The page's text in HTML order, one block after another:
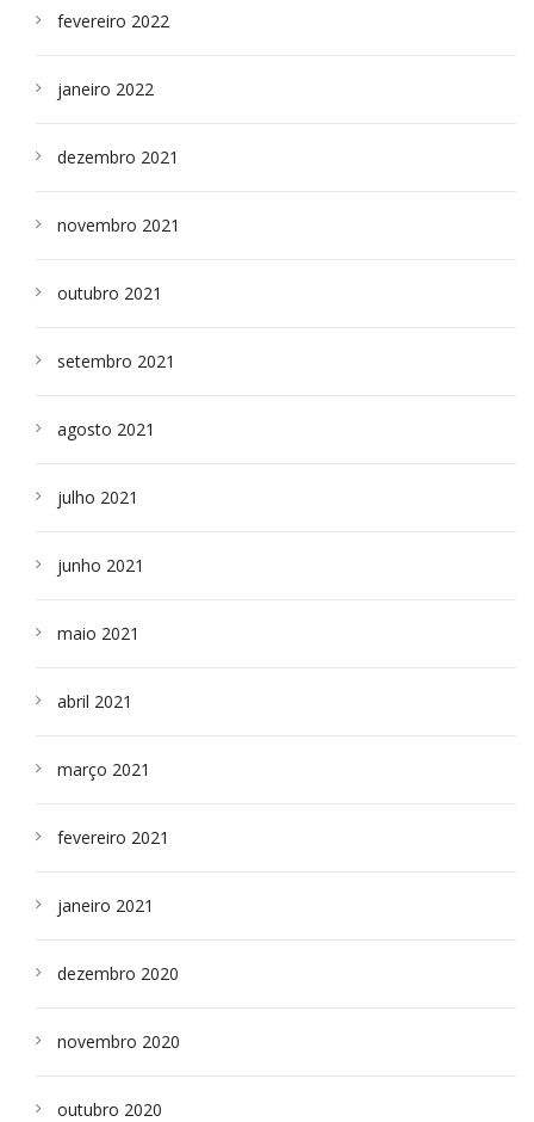
fevereiro 2022
janeiro 2022
dezembro 2021
novembro 2021
outubro 2021
setembro 2021
agosto 2021
julho 2021
junho 2021
maio 2021
abril 2021
março 2021
fevereiro 2021
janeiro 2021
dezembro 2020
novembro 2020
outubro 2020